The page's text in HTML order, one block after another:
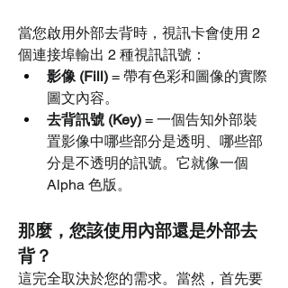
當您啟用外部去背時，視訊卡會使用 2
個連接埠輸出 2 種視訊訊號：
影像 (Fill) = 帶有色彩和圖像的實際
圖文內容。
去背訊號 (Key) = 一個告知外部裝
置影像中哪些部分是透明、哪些部
分是不透明的訊號。它就像一個
Alpha 色版。
那麼，您該使用內部還是外部去
背？
這完全取決於您的需求。當然，首先要